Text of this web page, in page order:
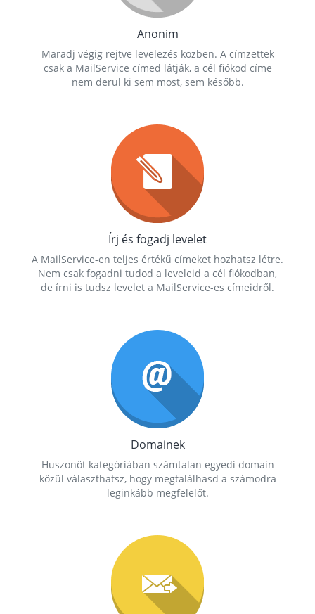
Anonim
Maradj végig rejtve levelezés közben. A címzettek
csak a MailService címed látják, a cél fiókod címe
nem derül ki sem most, sem később.
Írj és fogadj levelet
A MailService-en teljes értékű címeket hozhatsz létre.
Nem csak fogadni tudod a leveleid a cél fiókodban,
de írni is tudsz levelet a MailService-es címeidről.
Domainek
Huszonöt kategóriában számtalan egyedi domain
közül választhatsz, hogy megtalálhasd a számodra
leginkább megfelelőt.